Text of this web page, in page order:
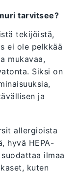
tarvitsee?
tekijöistä,
ei ole pelkkää
mukavaa,
Siksi on
ja
allergioista
hyvä HEPA-
ilmaa
kuten